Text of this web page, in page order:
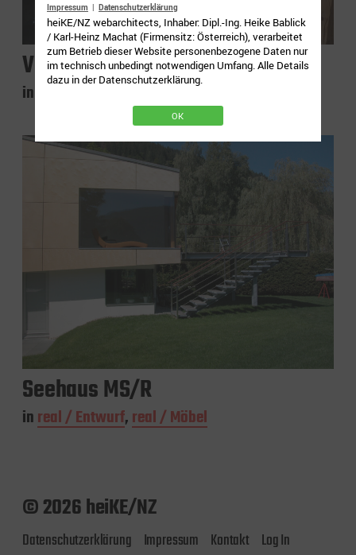
Villa Wisgrill
in real / Möbel
Seehaus MS/R
inreal / Entwurf,real / Möbel
© 2026 heiKE/NZ
Datenschutzerklärung Impressum Kontakt Log In
Impressum | Datenschutzerklärung
heiKE/NZ webarchitects, Inhaber: Dipl.-Ing. Heike Bablick
/ Karl-Heinz Machat (Firmensitz: Österreich), verarbeitet
zum Betrieb dieser Website personenbezogene Daten nur
im technisch unbedingt notwendigen Umfang. Alle Details
dazu in der Datenschutzerklärung.
OK